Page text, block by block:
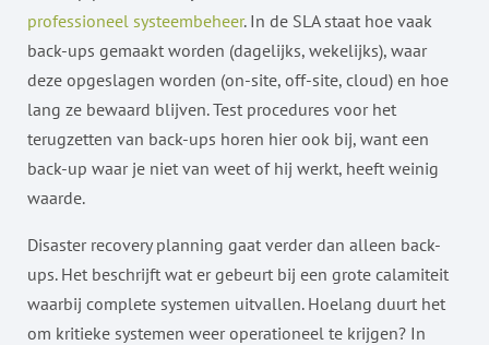
professioneel systeembeheer. In de SLA staat hoe vaak
back-ups gemaakt worden (dagelijks, wekelijks), waar
deze opgeslagen worden (on-site, off-site, cloud) en hoe
lang ze bewaard blijven. Test procedures voor het
terugzetten van back-ups horen hier ook bij, want een
back-up waar je niet van weet of hij werkt, heeft weinig
waarde.
Disaster recovery planning gaat verder dan alleen back-
ups. Het beschrijft wat er gebeurt bij een grote calamiteit
waarbij complete systemen uitvallen. Hoelang duurt het
om kritieke systemen weer operationeel te krijgen? In